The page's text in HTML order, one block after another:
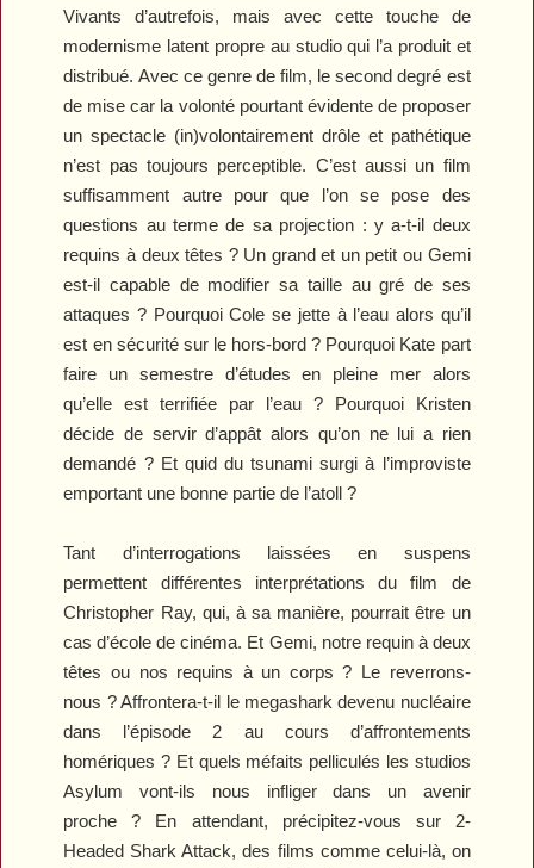
Vivants d’autrefois, mais avec cette touche de
modernisme latent propre au studio qui l’a produit et
distribué. Avec ce genre de film, le second degré est
de mise car la volonté pourtant évidente de proposer
un spectacle (in)volontairement drôle et pathétique
n’est pas toujours perceptible. C’est aussi un film
suffisamment autre pour que l’on se pose des
questions au terme de sa projection : y a-t-il deux
requins à deux têtes ? Un grand et un petit ou Gemi
est-il capable de modifier sa taille au gré de ses
attaques ? Pourquoi Cole se jette à l’eau alors qu’il
est en sécurité sur le hors-bord ? Pourquoi Kate part
faire un semestre d’études en pleine mer alors
qu’elle est terrifiée par l’eau ? Pourquoi Kristen
décide de servir d’appât alors qu’on ne lui a rien
demandé ? Et quid du tsunami surgi à l’improviste
emportant une bonne partie de l’atoll ?
Tant d’interrogations laissées en suspens
permettent différentes interprétations du film de
Christopher Ray, qui, à sa manière, pourrait être un
cas d’école de cinéma. Et Gemi, notre requin à deux
têtes ou nos requins à un corps ? Le reverrons-
nous ? Affrontera-t-il le megashark devenu nucléaire
dans l’épisode 2 au cours d’affrontements
homériques ? Et quels méfaits pelliculés les studios
Asylum vont-ils nous infliger dans un avenir
proche ? En attendant, précipitez-vous sur 2-
Headed Shark Attack, des films comme celui-là, on